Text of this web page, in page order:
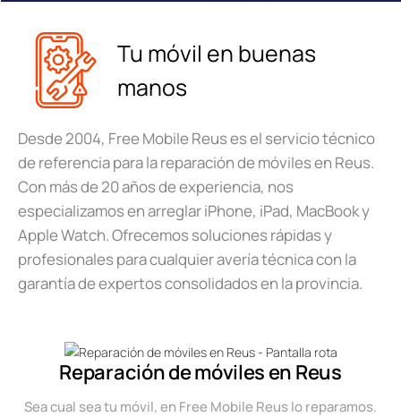
Tu móvil en buenas
manos
Desde 2004, Free Mobile Reus es el servicio técnico
de referencia para la reparación de móviles en Reus.
Con más de 20 años de experiencia, nos
especializamos en arreglar iPhone, iPad, MacBook y
Apple Watch. Ofrecemos soluciones rápidas y
profesionales para cualquier avería técnica con la
garantía de expertos consolidados en la provincia.
Reparación de móviles en Reus
Sea cual sea tu móvil, en Free Mobile Reus lo reparamos.